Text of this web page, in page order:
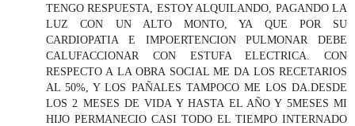
TENGO RESPUESTA, ESTOY ALQUILANDO, PAGANDO LA
LUZ CON UN ALTO MONTO, YA QUE POR SU
CARDIOPATIA E IMPOERTENCION PULMONAR DEBE
CALUFACCIONAR CON ESTUFA ELECTRICA. CON
RESPECTO A LA OBRA SOCIAL ME DA LOS RECETARIOS
AL 50%, Y LOS PAÑALES TAMPOCO ME LOS DA.DESDE
LOS 2 MESES DE VIDA Y HASTA EL AÑO Y 5MESES MI
HIJO PERMANECIO CASI TODO EL TIEMPO INTERNADO